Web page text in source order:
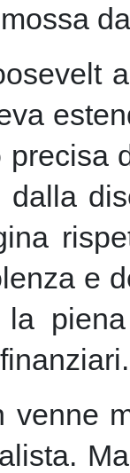
precisa
e
la
venne